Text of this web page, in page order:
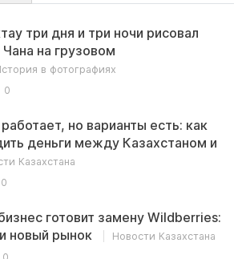
три дня и три ночи рисовал
на грузовом
в фотографиях
0
но варианты есть: как
деньги между Казахстаном и
Казахстана
0
готовит замену Wildberries:
новый рынок
Новости Казахстана